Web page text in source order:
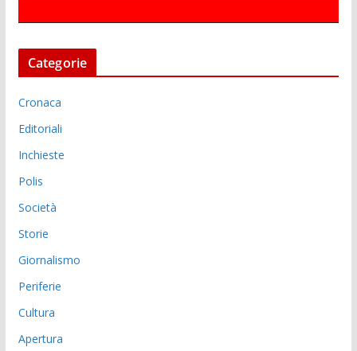
Categorie
Cronaca
Editoriali
Inchieste
Polis
Società
Storie
Giornalismo
Periferie
Cultura
Apertura